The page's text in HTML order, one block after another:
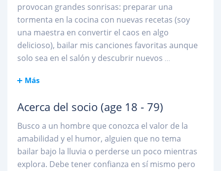
provocan grandes sonrisas: preparar una
tormenta en la cocina con nuevas recetas (soy
una maestra en convertir el caos en algo
delicioso), bailar mis canciones favoritas aunque
solo sea en el salón y descubrir nuevos ...
Más
Acerca del socio (age 18 - 79)
Busco a un hombre que conozca el valor de la
amabilidad y el humor, alguien que no tema
bailar bajo la lluvia o perderse un poco mientras
explora. Debe tener confianza en sí mismo pero